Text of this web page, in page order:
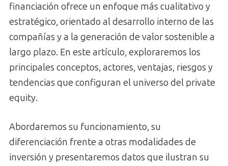
financiación ofrece un enfoque más cualitativo y
estratégico, orientado al desarrollo interno de las
compañías y a la generación de valor sostenible a
largo plazo. En este artículo, exploraremos los
principales conceptos, actores, ventajas, riesgos y
tendencias que configuran el universo del private
equity.
Abordaremos su funcionamiento, su
diferenciación frente a otras modalidades de
inversión y presentaremos datos que ilustran su